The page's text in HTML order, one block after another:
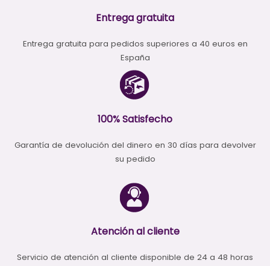
pueden
la
Entrega gratuita
Entrega gratuita para pedidos superiores a 40 euros en
España
100% Satisfecho
Garantía de devolución del dinero en 30 días para devolver
su pedido
Atención al cliente
Servicio de atención al cliente disponible de 24 a 48 horas